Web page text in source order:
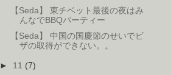
【Seda】 東チベット最後の夜はみ
んなでBBQパーティー
【Seda】 中国の国慶節のせいでビ
ザの取得ができない。。
► 11 (7)